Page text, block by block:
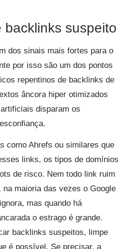
backlinks suspeito
dos sinais mais fortes para o
por isso são um dos pontos
repentinos de backlinks de
âncora hiper otimizados
disparam os
como Ahrefs ou similares que
links, os tipos de domínios
de risco. Nem todo link ruim
na maioria das vezes o Google
mas quando há
o estrago é grande.
backlinks suspeitos, limpe
é possível. Se precisar, a